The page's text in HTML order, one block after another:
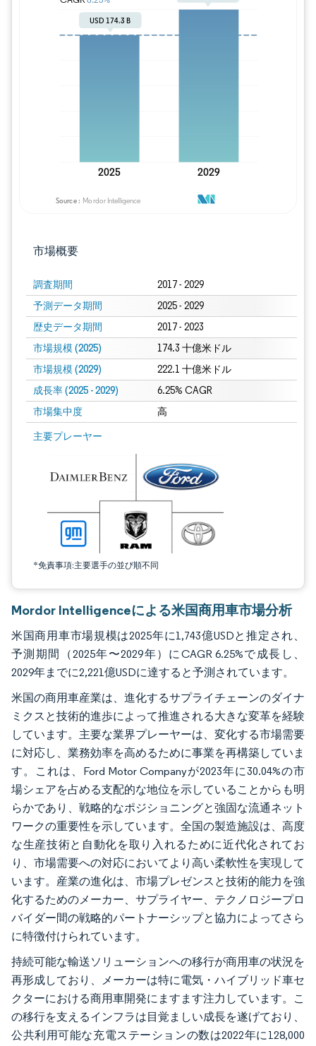
市場概要
調査期間 2017 - 2029
予測データ期間 2025 - 2029
歴史データ期間 2017 - 2023
市場規模 (2025) 174.3 十億米ドル
市場規模 (2029) 222.1 十億米ドル
成長率 (2025 - 2029) 6.25% CAGR
市場集中度 高
主要プレーヤー
*免責事項:主要選手の並び順不同
画像 © Mordor Intelligence。再利用にはCC BY 4.0の表示が必要です。
Mordor Intelligenceによる米国商用車市場分析
米国商用車市場規模は2025年に1,743億USDと推定され、
予測期間（2025年〜2029年）にCAGR 6.25%で成長し、
2029年までに2,221億USDに達すると予測されています。
米国の商用車産業は、進化するサプライチェーンのダイナ
ミクスと技術的進歩によって推進される大きな変革を経験
しています。主要な業界プレーヤーは、変化する市場需要
に対応し、業務効率を高めるために事業を再構築していま
す。これは、Ford Motor Companyが2023年に30.04%の市
場シェアを占める支配的な地位を示していることからも明
らかであり、戦略的なポジショニングと強固な流通ネット
ワークの重要性を示しています。全国の製造施設は、高度
な生産技術と自動化を取り入れるために近代化されてお
り、市場需要への対応においてより高い柔軟性を実現して
います。産業の進化は、市場プレゼンスと技術的能力を強
化するためのメーカー、サプライヤー、テクノロジープロ
バイダー間の戦略的パートナーシップと協力によってさら
に特徴付けられています。
持続可能な輸送ソリューションへの移行が商用車の状況を
再形成しており、メーカーは特に電気・ハイブリッド車セ
クターにおける商用車開発にますます注力しています。こ
の移行を支えるインフラは目覚ましい成長を遂げており、
公共利用可能な充電ステーションの数は2022年に128,000